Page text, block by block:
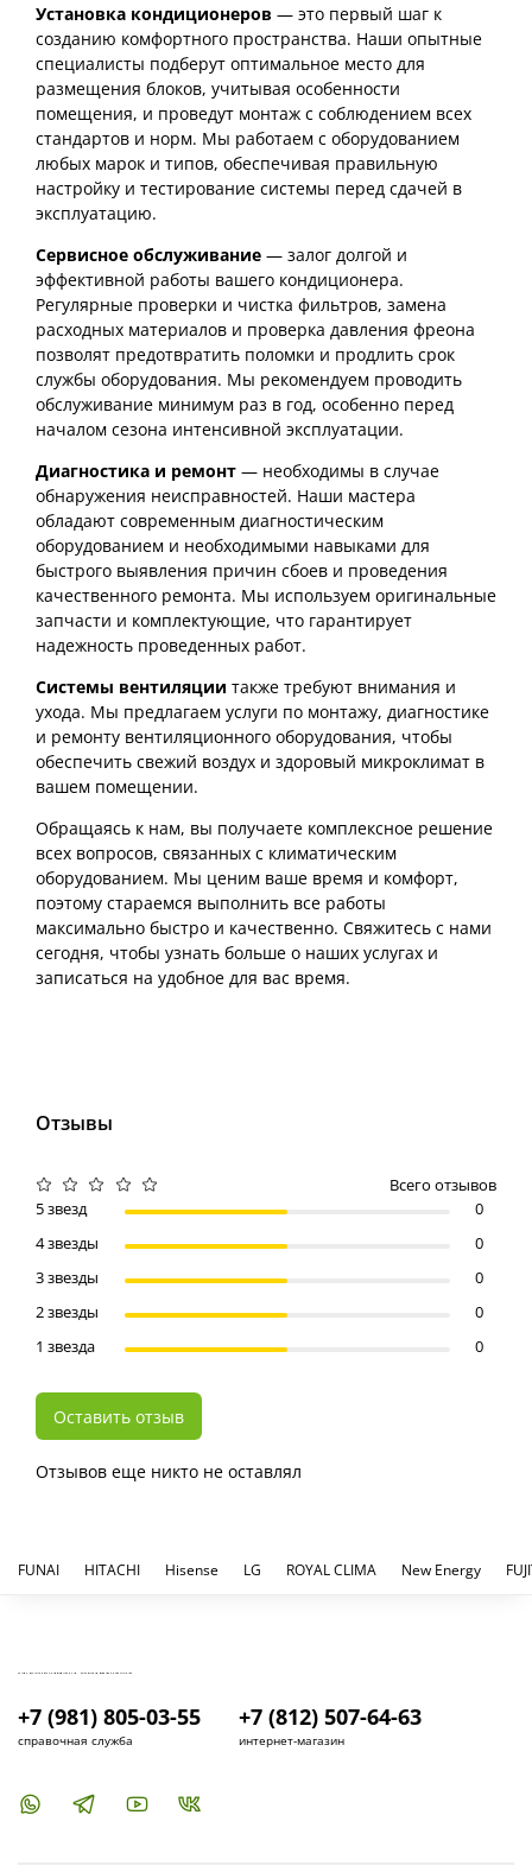
Установка кондиционеров — это первый шаг к
созданию комфортного пространства. Наши опытные
специалисты подберут оптимальное место для
размещения блоков, учитывая особенности
помещения, и проведут монтаж с соблюдением всех
стандартов и норм. Мы работаем с оборудованием
любых марок и типов, обеспечивая правильную
настройку и тестирование системы перед сдачей в
эксплуатацию.
Сервисное обслуживание — залог долгой и
эффективной работы вашего кондиционера.
Регулярные проверки и чистка фильтров, замена
расходных материалов и проверка давления фреона
позволят предотвратить поломки и продлить срок
службы оборудования. Мы рекомендуем проводить
обслуживание минимум раз в год, особенно перед
началом сезона интенсивной эксплуатации.
Диагностика и ремонт — необходимы в случае
обнаружения неисправностей. Наши мастера
обладают современным диагностическим
оборудованием и необходимыми навыками для
быстрого выявления причин сбоев и проведения
качественного ремонта. Мы используем оригинальные
запчасти и комплектующие, что гарантирует
надежность проведенных работ.
Системы вентиляции также требуют внимания и
ухода. Мы предлагаем услуги по монтажу, диагностике
и ремонту вентиляционного оборудования, чтобы
обеспечить свежий воздух и здоровый микроклимат в
вашем помещении.
Обращаясь к нам, вы получаете комплексное решение
всех вопросов, связанных с климатическим
оборудованием. Мы ценим ваше время и комфорт,
поэтому стараемся выполнить все работы
максимально быстро и качественно. Свяжитесь с нами
сегодня, чтобы узнать больше о наших услугах и
записаться на удобное для вас время.
Отзывы
Отзывов еще никто не оставлял
Всего отзывов
5 звезд
0
4 звезды
0
3 звезды
0
2 звезды
0
1 звезда
0
Оставить отзыв
FUNAI HITACHI Hisense LG ROYAL CLIMA New Energy
+7 (981) 805-03-55
справочная служба
+7 (812) 507-64-63
интернет-магазин